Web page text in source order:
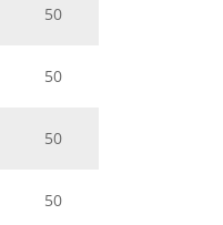
50
50
50
50